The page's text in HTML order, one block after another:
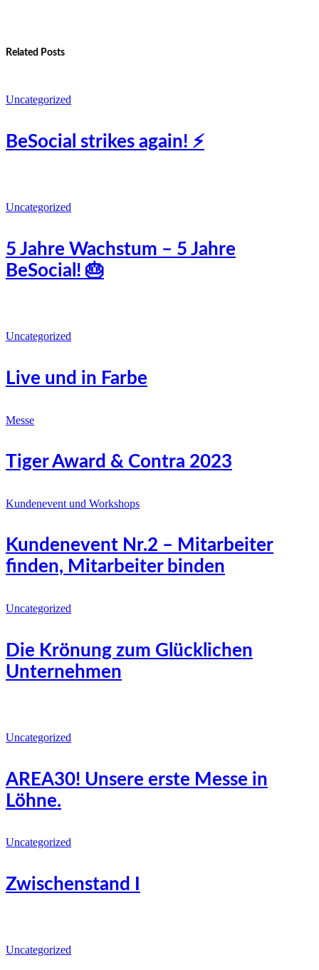
Related Posts
Uncategorized
BeSocial strikes again! ⚡️
Uncategorized
5 Jahre Wachstum – 5 Jahre
BeSocial! 🎂
Uncategorized
Live und in Farbe
Messe
Tiger Award & Contra 2023
Kundenevent und Workshops
Kundenevent Nr.2 – Mitarbeiter
finden, Mitarbeiter binden
Uncategorized
Die Krönung zum Glücklichen
Unternehmen
Uncategorized
AREA30! Unsere erste Messe in
Löhne.
Uncategorized
Zwischenstand I
Uncategorized